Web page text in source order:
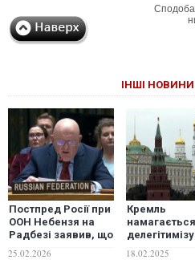
ІНШІ НОВИНИ
Постпред Росії при
ООН Небензя на
Радбезі заявив, що
отримав відкоша
25.02.2026
Кремль
намагається
Заходу, – ISW
18.02.2025